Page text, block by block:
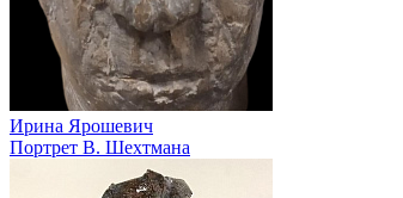
Ирина Ярошевич
Портрет В. Шехтмана